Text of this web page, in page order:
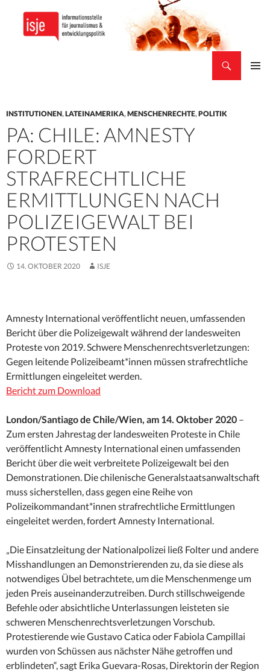
INSTITUTIONEN,LATEINAMERIKA,MENSCHENRECHTE,POLITIK
PA: CHILE: AMNESTY
FORDERT
STRAFRECHTLICHE
ERMITTLUNGEN NACH
POLIZEIGEWALT BEI
PROTESTEN
14. OKTOBER 2020 ISJE
Amnesty International veröffentlicht neuen, umfassenden
Bericht über die Polizeigewalt während der landesweiten
Proteste von 2019. Schwere Menschenrechtsverletzungen:
Gegen leitende Polizeibeamt*innen müssen strafrechtliche
Ermittlungen eingeleitet werden.
Bericht zum Download
London/Santiago de Chile/Wien, am 14. Oktober 2020 –
Zum ersten Jahrestag der landesweiten Proteste in Chile
veröffentlicht Amnesty International einen umfassenden
Bericht über die weit verbreitete Polizeigewalt bei den
Demonstrationen. Die chilenische Generalstaatsanwaltschaft
muss sicherstellen, dass gegen eine Reihe von
Polizeikommandant*innen strafrechtliche Ermittlungen
eingeleitet werden, fordert Amnesty International.
„Die Einsatzleitung der Nationalpolizei ließ Folter und andere
Misshandlungen an Demonstrierenden zu, da sie diese als
notwendiges Übel betrachtete, um die Menschenmenge um
jeden Preis auseinanderzutreiben. Durch stillschweigende
Befehle oder absichtliche Unterlassungen leisteten sie
schweren Menschenrechtsverletzungen Vorschub.
Protestierende wie Gustavo Catica oder Fabiola Campillai
wurden von Schüssen aus nächster Nähe getroffen und
erblindeten“, sagt Erika Guevara-Rosas, Direktorin der Region